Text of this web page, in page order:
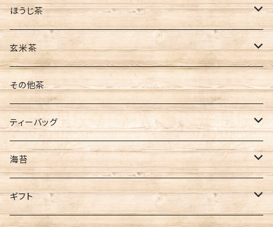
茶葉
缶入
袋入
ティーバッグ
水出し
新茶
ギフト
ほうじ茶
茶葉
ティーバッグ
玄米茶
茶葉
ティーバッグ
その他茶
ティーバッグ
煎茶
ほうじ茶
海苔
全型サイズ
ギフト